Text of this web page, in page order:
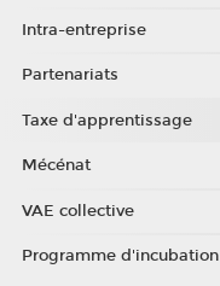
Intra-entreprise
Partenariats
Taxe d'apprentissage
Mécénat
VAE collective
Programme d'incubation